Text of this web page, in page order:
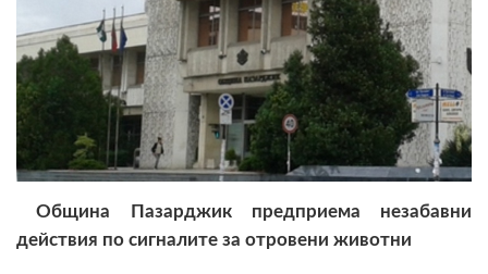
Община Пазарджик предприема незабавни
действия по сигналите за отровени животни